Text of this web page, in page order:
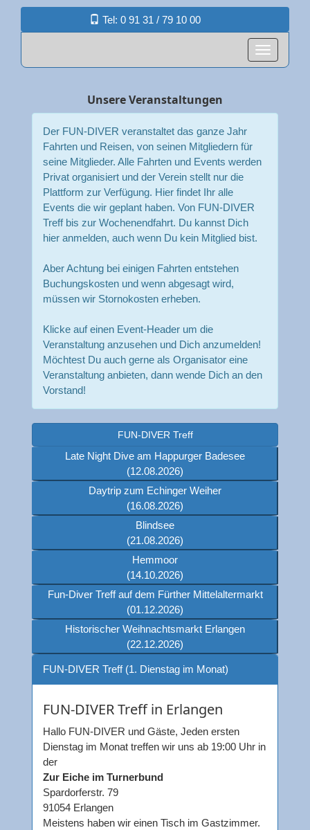
Tel: 0 91 31 / 79 10 00
Unsere Veranstaltungen
Der FUN-DIVER veranstaltet das ganze Jahr
Fahrten und Reisen, von seinen Mitgliedern für
seine Mitglieder. Alle Fahrten und Events werden
Privat organisiert und der Verein stellt nur die
Plattform zur Verfügung. Hier findet Ihr alle
Events die wir geplant haben. Von FUN-DIVER
Treff bis zur Wochenendfahrt. Du kannst Dich
hier anmelden, auch wenn Du kein Mitglied bist.
Aber Achtung bei einigen Fahrten entstehen
Buchungskosten und wenn abgesagt wird,
müssen wir Stornokosten erheben.
Klicke auf einen Event-Header um die
Veranstaltung anzusehen und Dich anzumelden!
Möchtest Du auch gerne als Organisator eine
Veranstaltung anbieten, dann wende Dich an den
Vorstand!
FUN-DIVER Treff
Late Night Dive am Happurger Badesee
(12.08.2026)
Daytrip zum Echinger Weiher
(16.08.2026)
Blindsee
(21.08.2026)
Hemmoor
(14.10.2026)
Fun-Diver Treff auf dem Fürther Mittelaltermarkt
(01.12.2026)
Historischer Weihnachtsmarkt Erlangen
(22.12.2026)
FUN-DIVER Treff (1. Dienstag im Monat)
FUN-DIVER Treff in Erlangen
Hallo FUN-DIVER und Gäste, Jeden ersten
Dienstag im Monat treffen wir uns ab 19:00 Uhr in
der
Zur Eiche im Turnerbund
Spardorferstr. 79
91054 Erlangen
Meistens haben wir einen Tisch im Gastzimmer.